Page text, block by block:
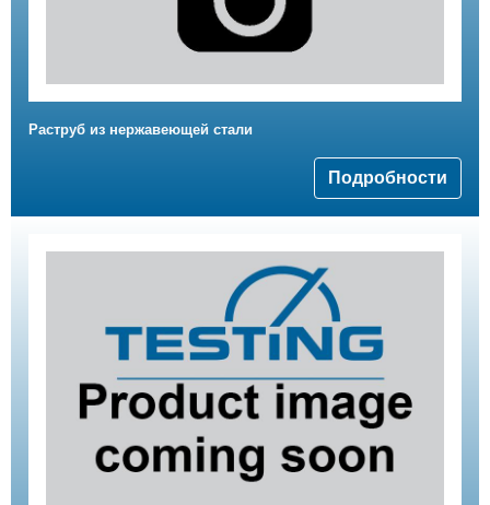
Раструб из нержавеющей стали
Подробности